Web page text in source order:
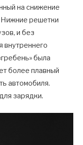
на снижение
Нижние решетки
и без
внутреннего
была
более плавный
автомобиля.
зарядки.